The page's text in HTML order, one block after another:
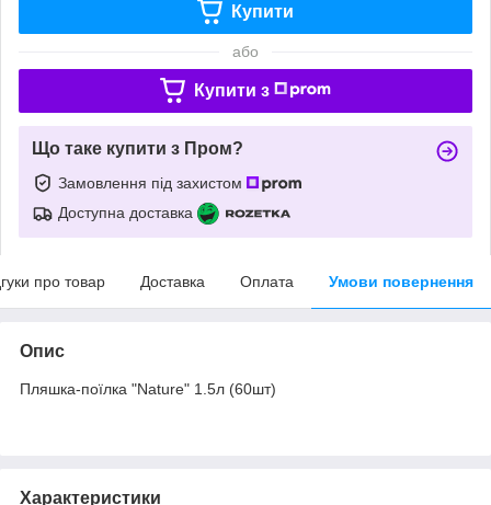
Купити
або
Купити з
Що таке купити з Пром?
Замовлення під захистом
Доступна доставка
про товар Доставка Оплата Умови повернення
Опис
Пляшка-поїлка "Nature" 1.5л (60шт)
Характеристики